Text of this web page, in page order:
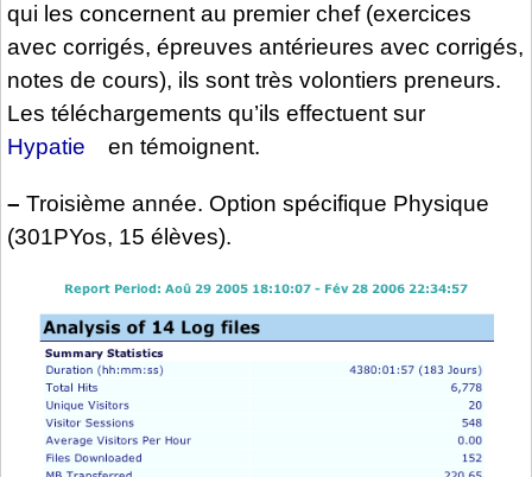
qui les concernent au premier chef (exercices
avec corrigés, épreuves antérieures avec corrigés,
notes de cours), ils sont très volontiers preneurs.
Les téléchargements qu’ils effectuent sur
Hypatie
en témoignent.
– Troisième année. Option spécifique Physique
(301PYos, 15 élèves).